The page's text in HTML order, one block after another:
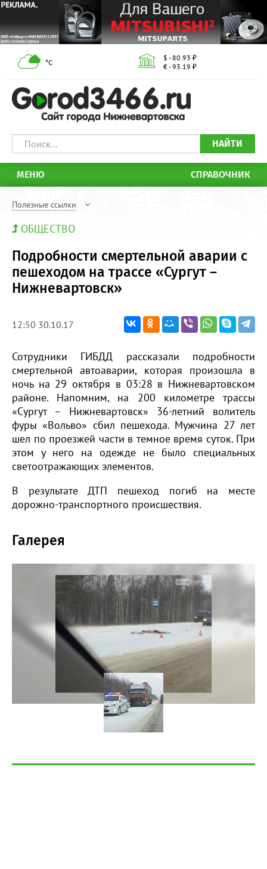
°С
$ - 80.93 ₽
€ - 93.19 ₽
НАЙТИ
МЕНЮ СПРАВОЧНИК
Полезные ссылки
ОБЩЕСТВО
Подробности смертельной аварии с
пешеходом на трассе «Сургут –
Нижневартовск»
12:50 30.10.17
Сотрудники ГИБДД рассказали подробности
смертельной автоаварии, которая произошла в
ночь на 29 октября в 03:28 в Нижневартовском
районе. Напомним, на 200 километре трассы
«Сургут – Нижневартовск» 36-летний волитель
фуры «Вольво» сбил пешехода. Мужчина 27 лет
шел по проезжей части в темное время суток. При
этом у него на одежде не было специальных
светоотражающих элементов.
В результате ДТП пешеход погиб на месте
дорожно-транспортного происшествия.
Галерея